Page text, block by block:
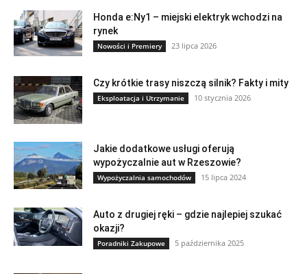
Honda e:Ny1 – miejski elektryk wchodzi na
rynek
Nowości i Premiery 23 lipca 2026
Czy krótkie trasy niszczą silnik? Fakty i mity
Eksploatacja i Utrzymanie 10 stycznia 2026
Jakie dodatkowe usługi oferują
wypożyczalnie aut w Rzeszowie?
Wypożyczalnia samochodów 15 lipca 2024
Auto z drugiej ręki – gdzie najlepiej szukać
okazji?
Poradniki Zakupowe 5 października 2025